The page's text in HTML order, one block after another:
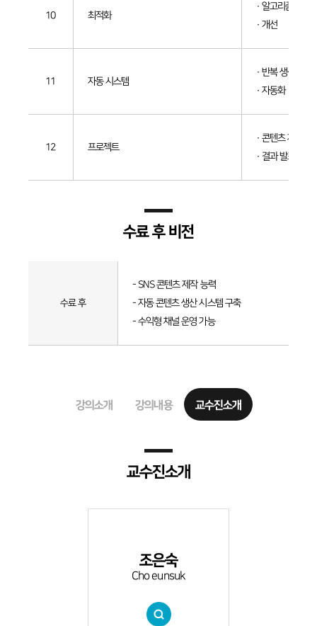
10 최적화
· 알고리즘
· 개선
11 자동 시스템
· 반복 생성
· 자동화
12 프로젝트
· 콘텐츠 제작
· 결과 발표
수료 후 비전
수료 후
- SNS 콘텐츠 제작 능력
- 자동 콘텐츠 생산 시스템 구축
- 수익형 채널 운영 가능
강의소개 강의내용 교수진소개
교수진소개
조은숙
Cho eunsuk